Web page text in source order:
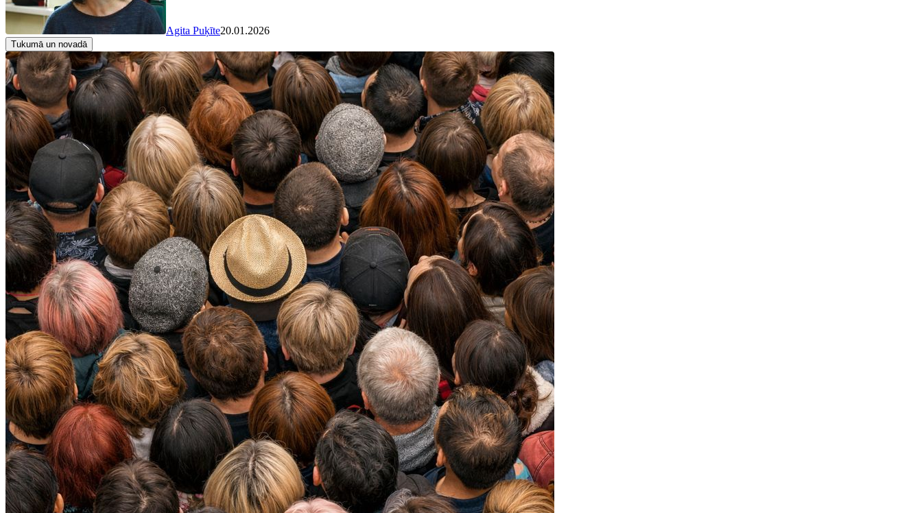
Agita Puķīte20.01.2026
Tukumā un novadā